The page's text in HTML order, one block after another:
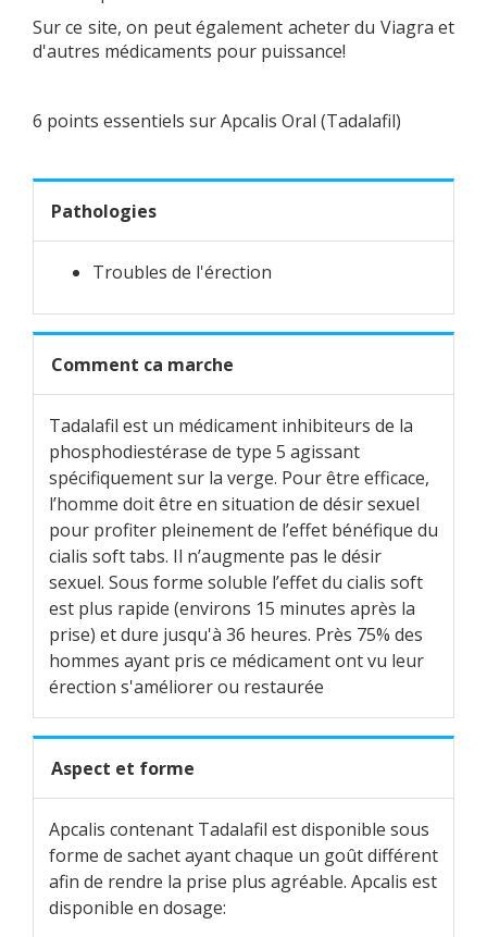
Sur ce site, on peut également acheter du Viagra et
d'autres médicaments pour puissance!
6 points essentiels sur Apcalis Oral (Tadalafil)
Pathologies
Troubles de l'érection
Comment ca marche
Tadalafil est un médicament inhibiteurs de la
phosphodiestérase de type 5 agissant
spécifiquement sur la verge. Pour être efficace,
l’homme doit être en situation de désir sexuel
pour profiter pleinement de l’effet bénéfique du
cialis soft tabs. Il n’augmente pas le désir
sexuel. Sous forme soluble l’effet du cialis soft
est plus rapide (environs 15 minutes après la
prise) et dure jusqu'à 36 heures. Près 75% des
hommes ayant pris ce médicament ont vu leur
érection s'améliorer ou restaurée
Aspect et forme
Apcalis contenant Tadalafil est disponible sous
forme de sachet ayant chaque un goût différent
afin de rendre la prise plus agréable. Apcalis est
disponible en dosage: